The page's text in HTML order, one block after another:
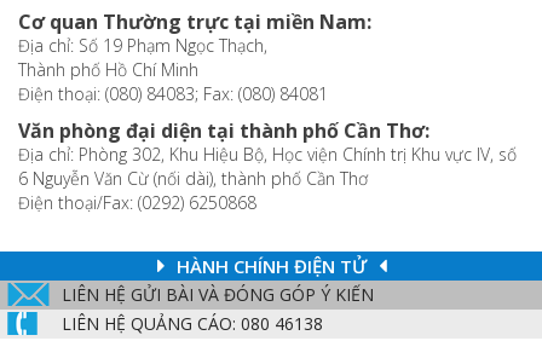
Cơ quan Thường trực tại miền Nam:
Địa chỉ: Số 19 Phạm Ngọc Thạch,
Thành phố Hồ Chí Minh
Điện thoại: (080) 84083; Fax: (080) 84081
Văn phòng đại diện tại thành phố Cần Thơ:
Địa chỉ: Phòng 302, Khu Hiệu Bộ, Học viện Chính trị Khu vực IV, số
6 Nguyễn Văn Cừ (nối dài), thành phố Cần Thơ
Điện thoại/Fax: (0292) 6250868
HÀNH CHÍNH ĐIỆN TỬ
LIÊN HỆ GỬI BÀI VÀ ĐÓNG GÓP Ý KIẾN
LIÊN HỆ QUẢNG CÁO: 080 46138